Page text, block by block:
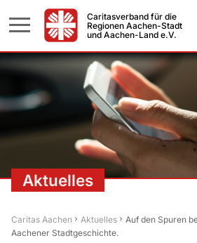
Caritasverband für die
Regionen Aachen-Stadt
und Aachen-Land e.V.
Aktuelles
Caritas Aachen Aktuelles
Auf den Spuren
Aachener Stadtgeschichte.